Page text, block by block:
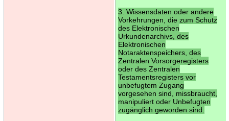
3. Wissensdaten oder andere
Vorkehrungen, die zum Schutz
des Elektronischen
Urkundenarchivs, des
Elektronischen
Notaraktenspeichers, des
Zentralen Vorsorgeregisters
oder des Zentralen
Testamentsregisters vor
unbefugtem Zugang
vorgesehen sind, missbraucht,
manipuliert oder Unbefugten
zugänglich geworden sind.